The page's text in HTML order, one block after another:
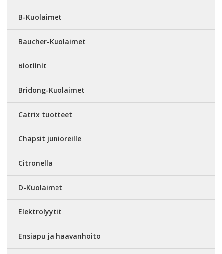
B-Kuolaimet
Baucher-Kuolaimet
Biotiinit
Bridong-Kuolaimet
Catrix tuotteet
Chapsit junioreille
Citronella
D-Kuolaimet
Elektrolyytit
Ensiapu ja haavanhoito